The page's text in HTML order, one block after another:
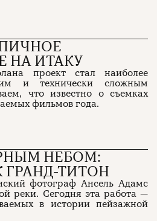
НА ИТАКУ
проект стал наиболее
и технически сложным
что известно о съемках
фильмов года.
НЕБОМ:
ТИТОН
фотограф Ансель Адамс
реки. Сегодня эта работа —
в истории пейзажной